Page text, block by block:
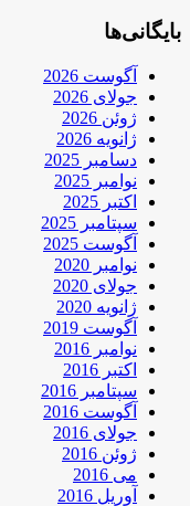
بایگانی‌ها
آگوست 2026
جولای 2026
ژوئن 2026
ژانویه 2026
دسامبر 2025
نوامبر 2025
اکتبر 2025
سپتامبر 2025
آگوست 2025
نوامبر 2020
جولای 2020
ژانویه 2020
آگوست 2019
نوامبر 2016
اکتبر 2016
سپتامبر 2016
آگوست 2016
جولای 2016
ژوئن 2016
می 2016
آوریل 2016